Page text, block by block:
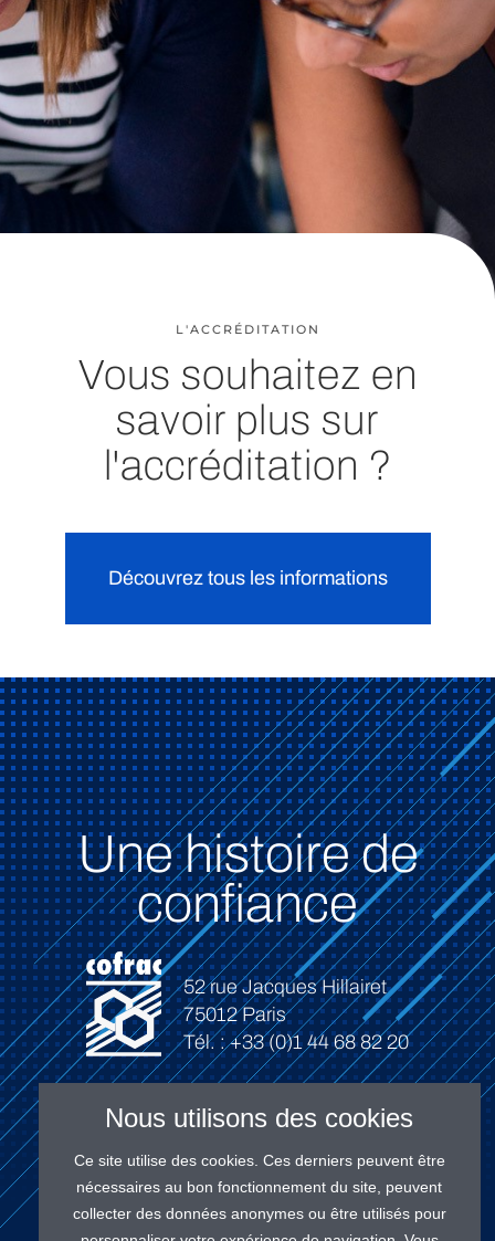
L'ACCRÉDITATION
Vous souhaitez en
savoir plus sur
l'accréditation ?
Découvrez tous les informations
Une histoire de
confiance
52 rue Jacques Hillairet
75012 Paris
Tél. : +33 (0)1 44 68 82 20
Connexion
Nous utilisons des cookies
Ce site utilise des cookies. Ces derniers peuvent être
nécessaires au bon fonctionnement du site, peuvent
collecter des données anonymes ou être utilisés pour